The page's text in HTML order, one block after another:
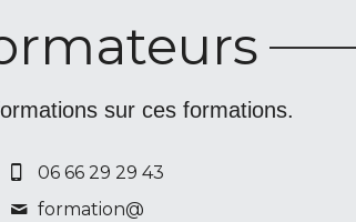
sur ces formations.
06 66 29 29 43
formation@